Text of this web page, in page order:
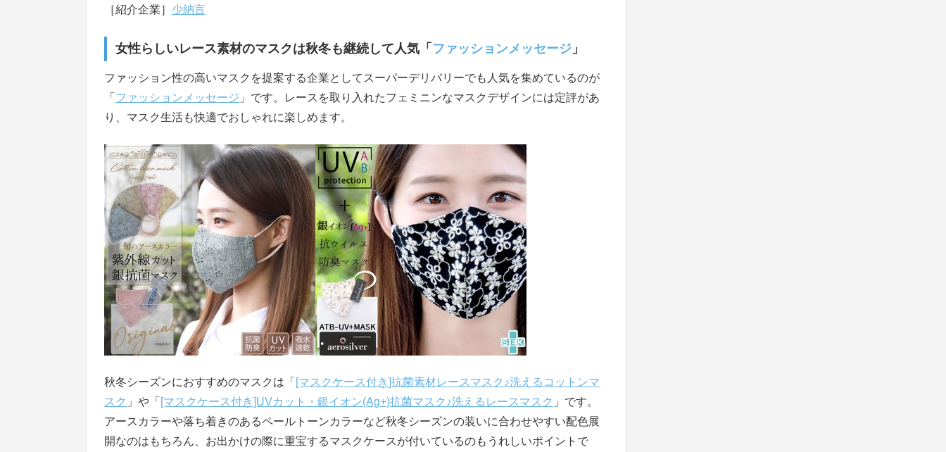
［紹介企業］ 少納言
女性らしいレース素材のマスクは秋冬も継続して人気「 ファッションメッセージ 」
ファッション性の高いマスクを提案する企業としてスーパーデリバリーでも人気を集めているのが
「 ファッションメッセージ 」です。レースを取り入れたフェミニンなマスクデザインには定評があ
り、マスク生活も快適でおしゃれに楽しめます。
秋冬シーズンにおすすめのマスクは「 [マスクケース付き]抗菌素材レースマスク♪洗えるコットンマ
スク 」や「 [マスクケース付き]UVカット・銀イオン(Ag+)抗菌マスク♪洗えるレースマスク 」です。
アースカラーや落ち着きのあるペールトーンカラーなど秋冬シーズンの装いに合わせやすい配色展
開なのはもちろん、お出かけの際に重宝するマスクケースが付いているのもうれしいポイントで